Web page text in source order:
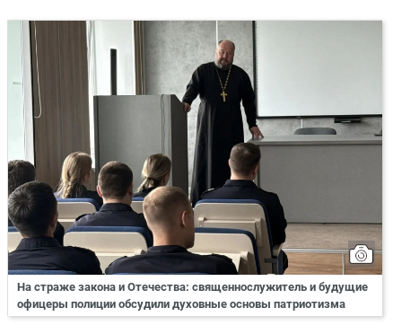
На страже закона и Отечества: священнослужитель и будущие
офицеры полиции обсудили духовные основы патриотизма